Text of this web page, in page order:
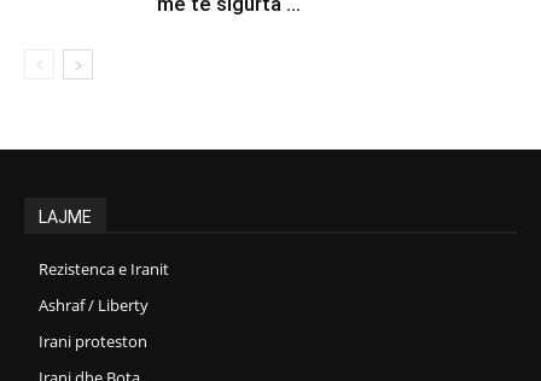
LAJME
Rezistenca e Iranit
Ashraf / Liberty
Irani proteston